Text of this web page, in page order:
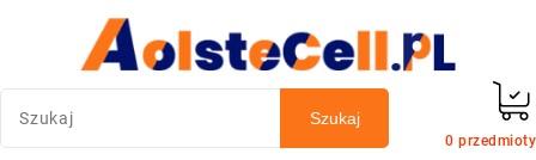
Szukaj
0 przedmioty